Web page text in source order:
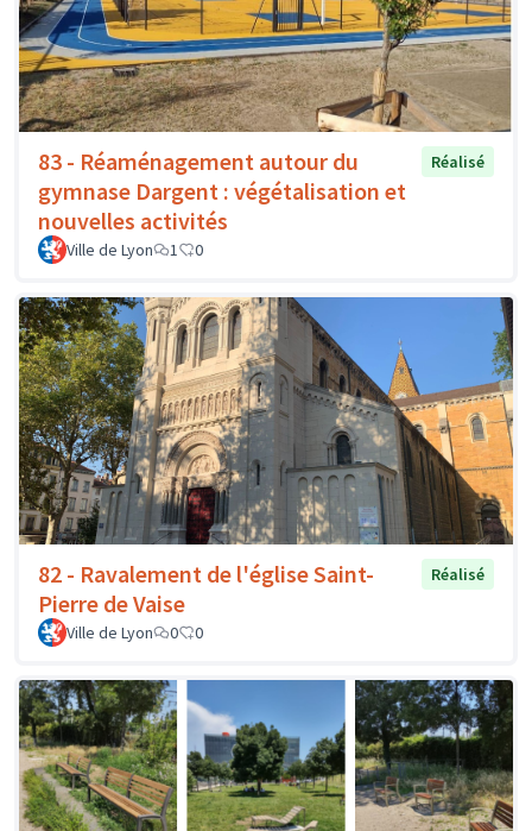
83 - Réaménagement autour du
gymnase Dargent : végétalisation et
nouvelles activités
Réalisé
Ville de Lyon 1 0
82 - Ravalement de l'église Saint-
Pierre de Vaise
Réalisé
Ville de Lyon 0 0